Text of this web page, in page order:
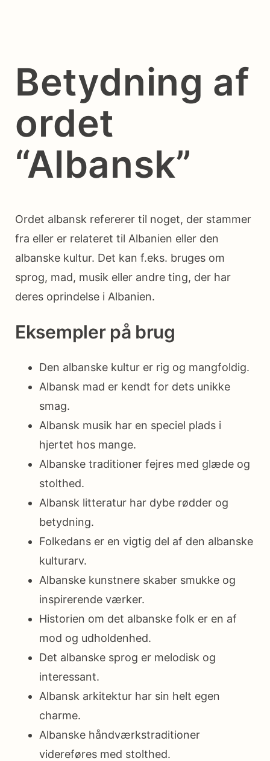
Betydning af
ordet
“Albansk”
Ordet albansk refererer til noget, der stammer
fra eller er relateret til Albanien eller den
albanske kultur. Det kan f.eks. bruges om
sprog, mad, musik eller andre ting, der har
deres oprindelse i Albanien.
Eksempler på brug
Den albanske kultur er rig og mangfoldig.
Albansk mad er kendt for dets unikke
smag.
Albansk musik har en speciel plads i
hjertet hos mange.
Albanske traditioner fejres med glæde og
stolthed.
Albansk litteratur har dybe rødder og
betydning.
Folkedans er en vigtig del af den albanske
kulturarv.
Albanske kunstnere skaber smukke og
inspirerende værker.
Historien om det albanske folk er en af
mod og udholdenhed.
Det albanske sprog er melodisk og
interessant.
Albansk arkitektur har sin helt egen
charme.
Albanske håndværkstraditioner
videreføres med stolthed.